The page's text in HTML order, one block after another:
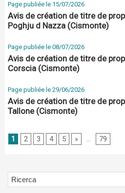
Page publiée le 15/07/2026
Avis de création de titre de
Poghju d Nazza (Cismonte)
Page publiée le 08/07/2026
Avis de création de titre de
Corscia (Cismonte)
Page publiée le 29/06/2026
Avis de création de titre de
Tallone (Cismonte)
1 2 3 4 5 » ... 79